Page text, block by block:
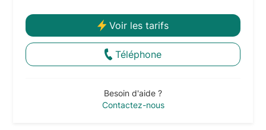
Voir les tarifs
Téléphone
Besoin d'aide ?
Contactez-nous